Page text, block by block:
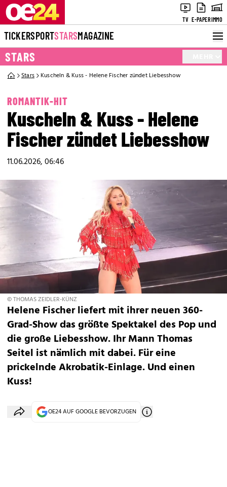
TV E-PAPERIMMO
TICKERSPORTSTARSMAGAZINE
STARS
Stars Kuscheln & Kuss - Helene Fischer zündet Liebesshow
ROMANTIK-HIT
Kuscheln & Kuss - Helene
Fischer zündet Liebesshow
11.06.2026, 06:46
© THOMAS ZEIDLER-KÜNZ
Helene Fischer liefert mit ihrer neuen 360-
Grad-Show das größte Spektakel des Pop und
die große Liebesshow. Ihr Mann Thomas
Seitel ist nämlich mit dabei. Für eine
prickelnde Akrobatik-Einlage. Und einen
Kuss!
OE24 AUF GOOGLE BEVORZUGEN